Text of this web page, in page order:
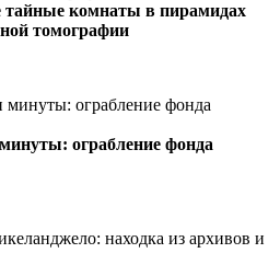
комнаты в пирамидах
томографии
ограбление фонда